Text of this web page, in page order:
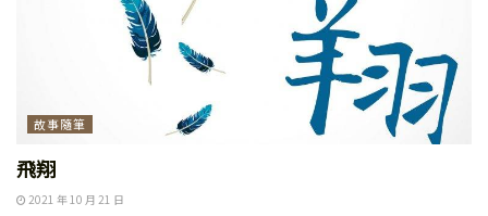
故事隨筆
飛翔
2021 年 10 月 21 日